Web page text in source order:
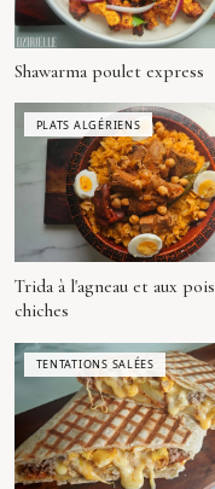
Shawarma poulet express
PLATS ALGÉRIENS
Trida à l'agneau et aux pois
chiches
TENTATIONS SALÉES